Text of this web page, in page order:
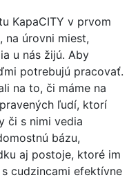
KapaCITY v prvom
na úrovni miest,
u nás žijú. Aby
potrebujú pracovať.
na to, či máme na
ľudí, ktorí
či s nimi vedia
bázu,
aj postoje, ktoré im
cudzincami efektívne